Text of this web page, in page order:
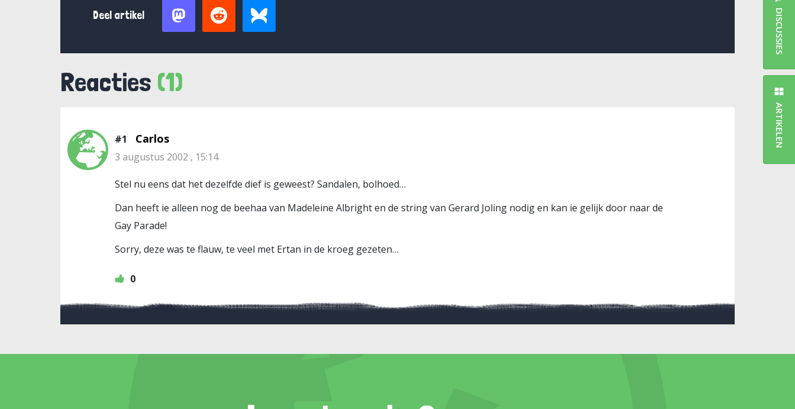
Deel artikel
Reacties (1)
#1 Carlos
3 augustus 2002 , 15:14
Stel nu eens dat het dezelfde dief is geweest? Sandalen, bolhoed…
Dan heeft ie alleen nog de beehaa van Madeleine Albright en de string van Gerard Joling nodig en kan ie gelijk door naar de
Gay Parade!
Sorry, deze was te flauw, te veel met Ertan in de kroeg gezeten…
0
DISCUSSIES
ARTIKELEN